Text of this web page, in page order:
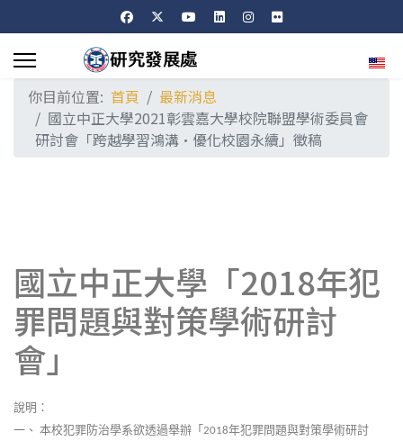
選擇
你目前位置: 首頁
最新消息
國立中正大學2021彰雲嘉大學校院聯盟學術委員會
研討會「跨越學習鴻溝·優化校園永續」徵稿
國立中正大學「2018年犯
罪問題與對策學術研討
會」
說明：
一、 本校犯罪防治學系欲透過舉辦「2018年犯罪問題與對策學術研討